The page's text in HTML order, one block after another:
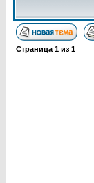
Страница 1 из 1